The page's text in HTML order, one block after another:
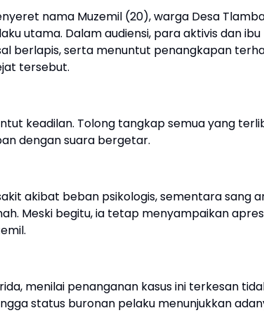
nama Muzemil (20), warga Desa
utama. Dalam audiensi, para aktivis dan
berlapis, serta menuntut penangkapan
tersebut.
keadilan. Tolong tangkap semua yang
dengan suara bergetar.
akibat beban psikologis, sementara sang
Meski begitu, ia tetap menyampaikan
menilai penanganan kasus ini terkesan
status buronan pelaku menunjukkan